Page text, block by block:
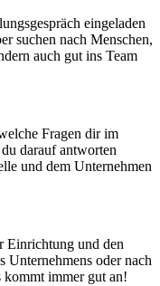
eingeladen
suchen nach Menschen,
auch gut ins Team
Fragen dir im
darauf antworten
und dem Unternehmen
Einrichtung und den
Unternehmens oder nach
immer gut an!